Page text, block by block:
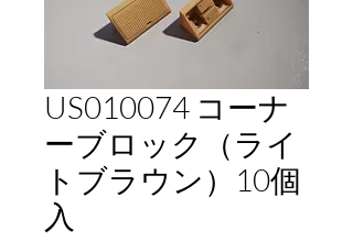
US010074 コーナ
ーブロック（ライ
トブラウン）10個
入